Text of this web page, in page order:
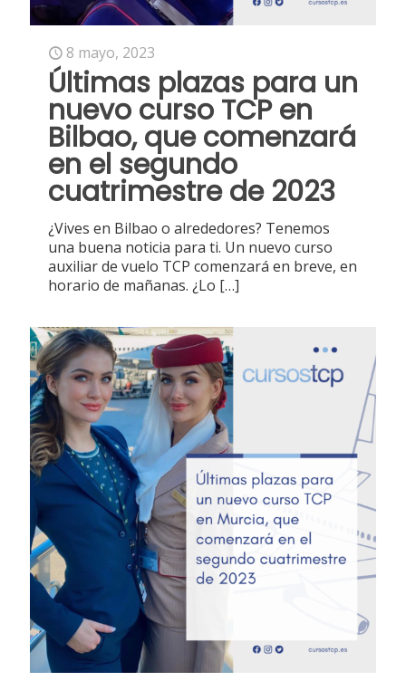
8 mayo, 2023
Últimas plazas para un
nuevo curso TCP en
Bilbao, que comenzará
en el segundo
cuatrimestre de 2023
¿Vives en Bilbao o alrededores? Tenemos
una buena noticia para ti. Un nuevo curso
auxiliar de vuelo TCP comenzará en breve, en
horario de mañanas. ¿Lo […]